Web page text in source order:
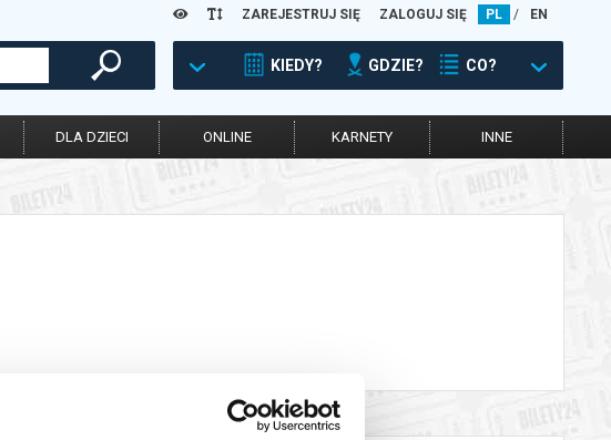
ZAREJESTRUJ SIĘ ZALOGUJ SIĘ PL / EN
KIEDY? GDZIE? CO?
DLA DZIECI ONLINE KARNETY INNE